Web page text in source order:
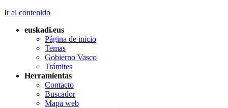
Ir al contenido
euskadi.eus
Página de inicio
Temas
Gobierno Vasco
Trámites
Herramientas
Contacto
Buscador
Mapa web